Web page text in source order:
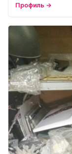
Профиль →